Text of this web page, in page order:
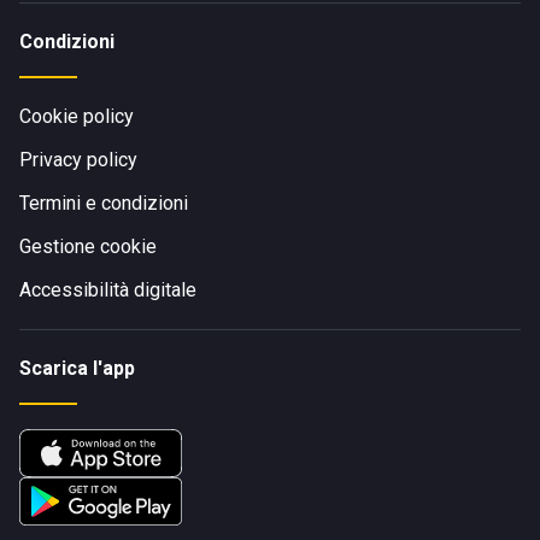
Condizioni
Cookie policy
Privacy policy
Termini e condizioni
Gestione cookie
Accessibilità digitale
Scarica l'app